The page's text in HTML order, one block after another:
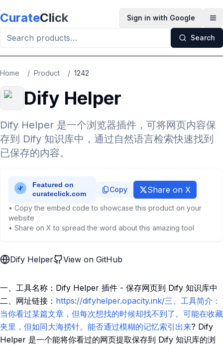
CurateClick Sign in with Google
Search
Home / Product / 1242
Dify Helper
Dify Helper 是一个浏览器插件，可将网页内容保
存到 Dify 知识库中，通过自然语言检索快速找到
已保存的内容。
Copy Share on X
• Copy the embed code to showcase this product on your
website
• Share on X to spread the word about this amazing tool
Dify Helper View on GitHub
一、工具名称：Dify Helper 插件 - 保存网页到 Dify 知识库中
二、网址链接： https://difyhelper.opacity.ink/三、工具简介：
当你看过某篇文章，但每次想找的时候却找不到了。可能在收藏
夹里，但如同大海捞针。能否通过模糊的记忆索引出来? Dify
Helper 是一个能将你看过的网页提取保存到 Dify 知识库的浏